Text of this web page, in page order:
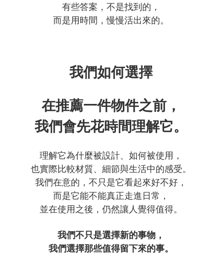
有些答案，不是找到的，
而是用時間，慢慢活出來的。
我們如何選擇
在推薦一件物件之前，
我們會先花時間理解它。
理解它為什麼被設計、如何被使用，
也實際比較材質、細節與生活中的感受。
我們在意的，不只是它看起來好不好，
而是它能不能真正走進日常，
並在使用之後，仍然讓人覺得值得。
我們不只是選擇新的事物，
我們選擇那些值得留下來的事。